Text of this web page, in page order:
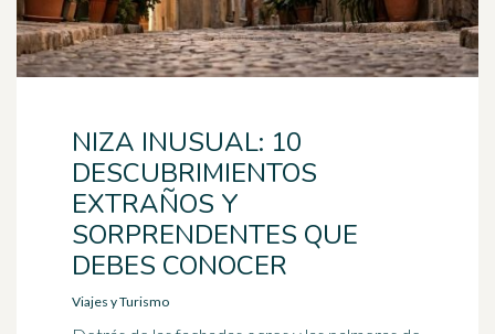
NIZA INUSUAL: 10
DESCUBRIMIENTOS
EXTRAÑOS Y
SORPRENDENTES QUE
DEBES CONOCER
Viajes y Turismo